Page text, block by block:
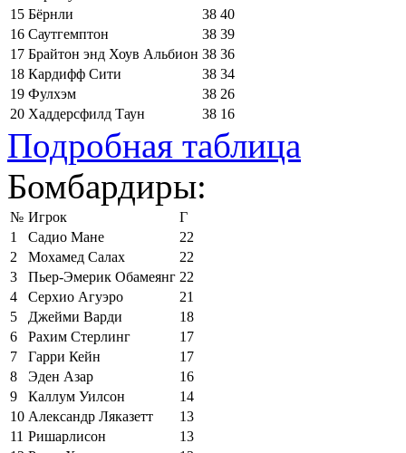
15 Бёрнли 38 40
16 Саутгемптон 38 39
17 Брайтон энд Хоув Альбион 38 36
18 Кардифф Сити 38 34
19 Фулхэм 38 26
20 Хаддерсфилд Таун 38 16
Подробная таблица
Бомбардиры:
№ Игрок
Г
1
Садио Мане
22
2
Мохамед Салах
22
3
Пьер-Эмерик Обамеянг 22
4
Серхио Агуэро
21
5
Джейми Варди
18
6
Рахим Стерлинг
17
7
Гарри Кейн
17
8
Эден Азар
16
9
Каллум Уилсон
14
10 Александр Ляказетт
13
11 Ришарлисон
13